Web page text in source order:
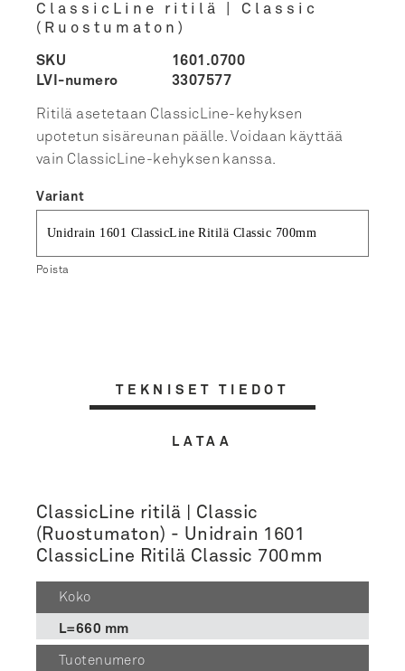
ClassicLine ritilä | Classic
(Ruostumaton)
SKU
1601.0700
LVI-numero
3307577
Ritilä asetetaan ClassicLine-kehyksen
upotetun sisäreunan päälle. Voidaan käyttää
vain ClassicLine-kehyksen kanssa.
Variant
Poista
TEKNISET TIEDOT
LATAA
ClassicLine ritilä | Classic
(Ruostumaton) - Unidrain 1601
ClassicLine Ritilä Classic 700mm
Koko
L=660 mm
Tuotenumero